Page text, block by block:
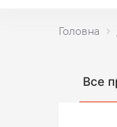
Головна
Все